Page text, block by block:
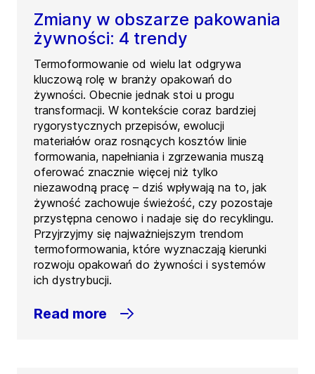
Zmiany w obszarze pakowania
żywności: 4 trendy
Termoformowanie od wielu lat odgrywa
kluczową rolę w branży opakowań do
żywności. Obecnie jednak stoi u progu
transformacji. W kontekście coraz bardziej
rygorystycznych przepisów, ewolucji
materiałów oraz rosnących kosztów linie
formowania, napełniania i zgrzewania muszą
oferować znacznie więcej niż tylko
niezawodną pracę – dziś wpływają na to, jak
żywność zachowuje świeżość, czy pozostaje
przystępna cenowo i nadaje się do recyklingu.
Przyjrzyjmy się najważniejszym trendom
termoformowania, które wyznaczają kierunki
rozwoju opakowań do żywności i systemów
ich dystrybucji.
Read more